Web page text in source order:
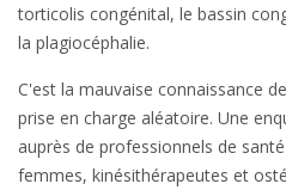
torticolis congénital, le bassin
la plagiocéphalie.
C'est la mauvaise connaissance
prise en charge aléatoire. Une
auprès de professionnels de
femmes, kinésithérapeutes et